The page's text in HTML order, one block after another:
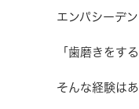
エンパシーデ
「歯磨きをす
そんな経験は